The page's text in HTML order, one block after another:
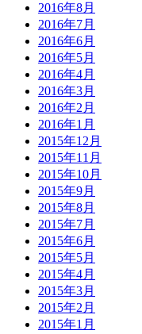
2016年8月
2016年7月
2016年6月
2016年5月
2016年4月
2016年3月
2016年2月
2016年1月
2015年12月
2015年11月
2015年10月
2015年9月
2015年8月
2015年7月
2015年6月
2015年5月
2015年4月
2015年3月
2015年2月
2015年1月